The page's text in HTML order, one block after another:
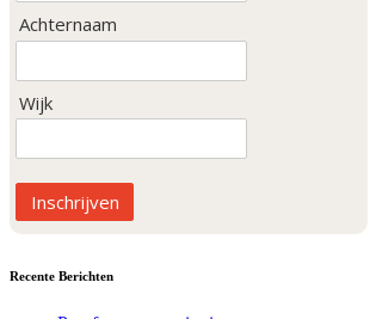
Achternaam
Wijk
Inschrijven
Recente Berichten